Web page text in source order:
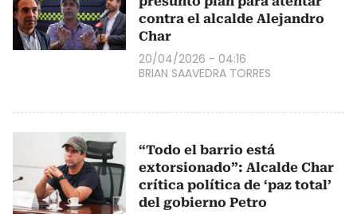
contra el alcalde Alejandro
Char
20/04/2026 - 04:16
BRIAN SAAVEDRA TORRES
“Todo el barrio está
extorsionado”: Alcalde Char
crítica política de ‘paz total’
del gobierno Petro